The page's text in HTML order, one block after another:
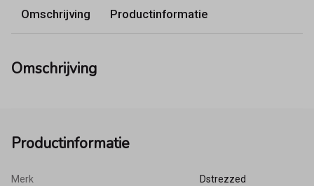
Omschrijving Productinformatie
Omschrijving
Productinformatie
Merk Dstrezzed